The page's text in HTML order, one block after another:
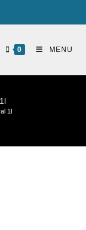
0 MENU
1l